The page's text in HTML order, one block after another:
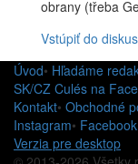
obrany (třeba
Vstúpiť do
Úvod• Hľadáme
SK/CZ Culés na
Kontakt• Obchodné
Instagram• Facebook
Verzia pre desktop